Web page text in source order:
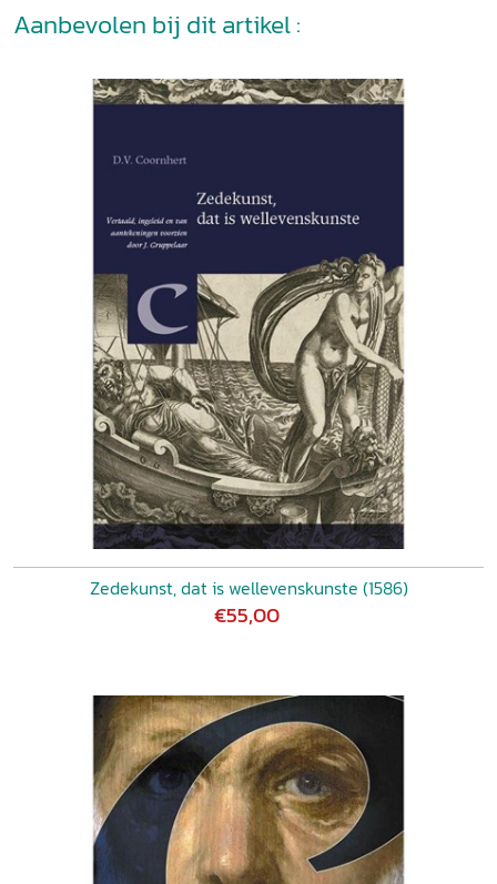
Aanbevolen bij dit artikel :
Zedekunst, dat is wellevenskunste (1586)
€55,00